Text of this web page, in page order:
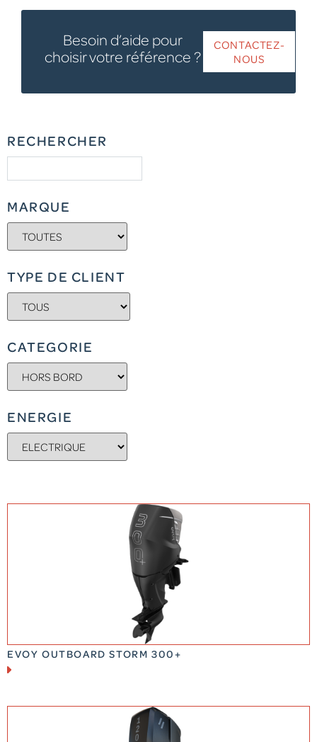
Besoin d’aide pour
choisir votre référence ?
CONTACTEZ-
NOUS
RECHERCHER
MARQUE
TYPE DE CLIENT
CATEGORIE
ENERGIE
EVOY OUTBOARD STORM 300+